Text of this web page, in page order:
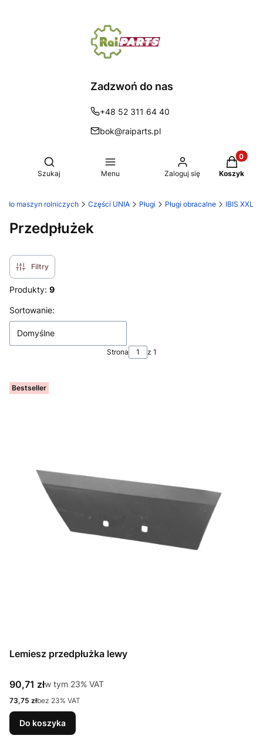
Zadzwoń do nas
+48 52 311 64 40
bok@raiparts.pl
Otwórz wyszukiwarkę
Szukaj Menu Zaloguj się Koszyk
do maszyn rolniczych Części UNIA Pługi Pługi obracalne IBIS XXL
Przedpłużek
Filtry
Produkty: 9
Lista produktów
Sortowanie:
Domyślne
Strona z 1
Bestseller
Lemiesz przedpłużka lewy
Cena brutto
90,71 złw tym %s VAT
w tym 23% VAT
Cena netto
73,75 złbez 23% VAT
Do koszyka